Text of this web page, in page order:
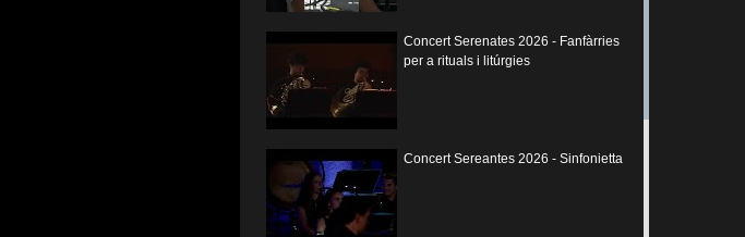
Concert Serenates 2026 - Fanfàrries
per a rituals i litúrgies
Concert Sereantes 2026 - Sinfonietta